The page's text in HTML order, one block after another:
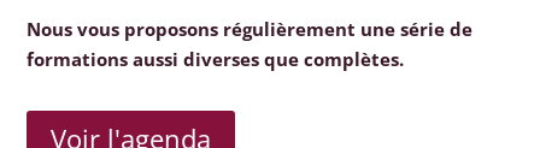
Nous vous proposons régulièrement une série de
formations aussi diverses que complètes.
Voir l'agenda